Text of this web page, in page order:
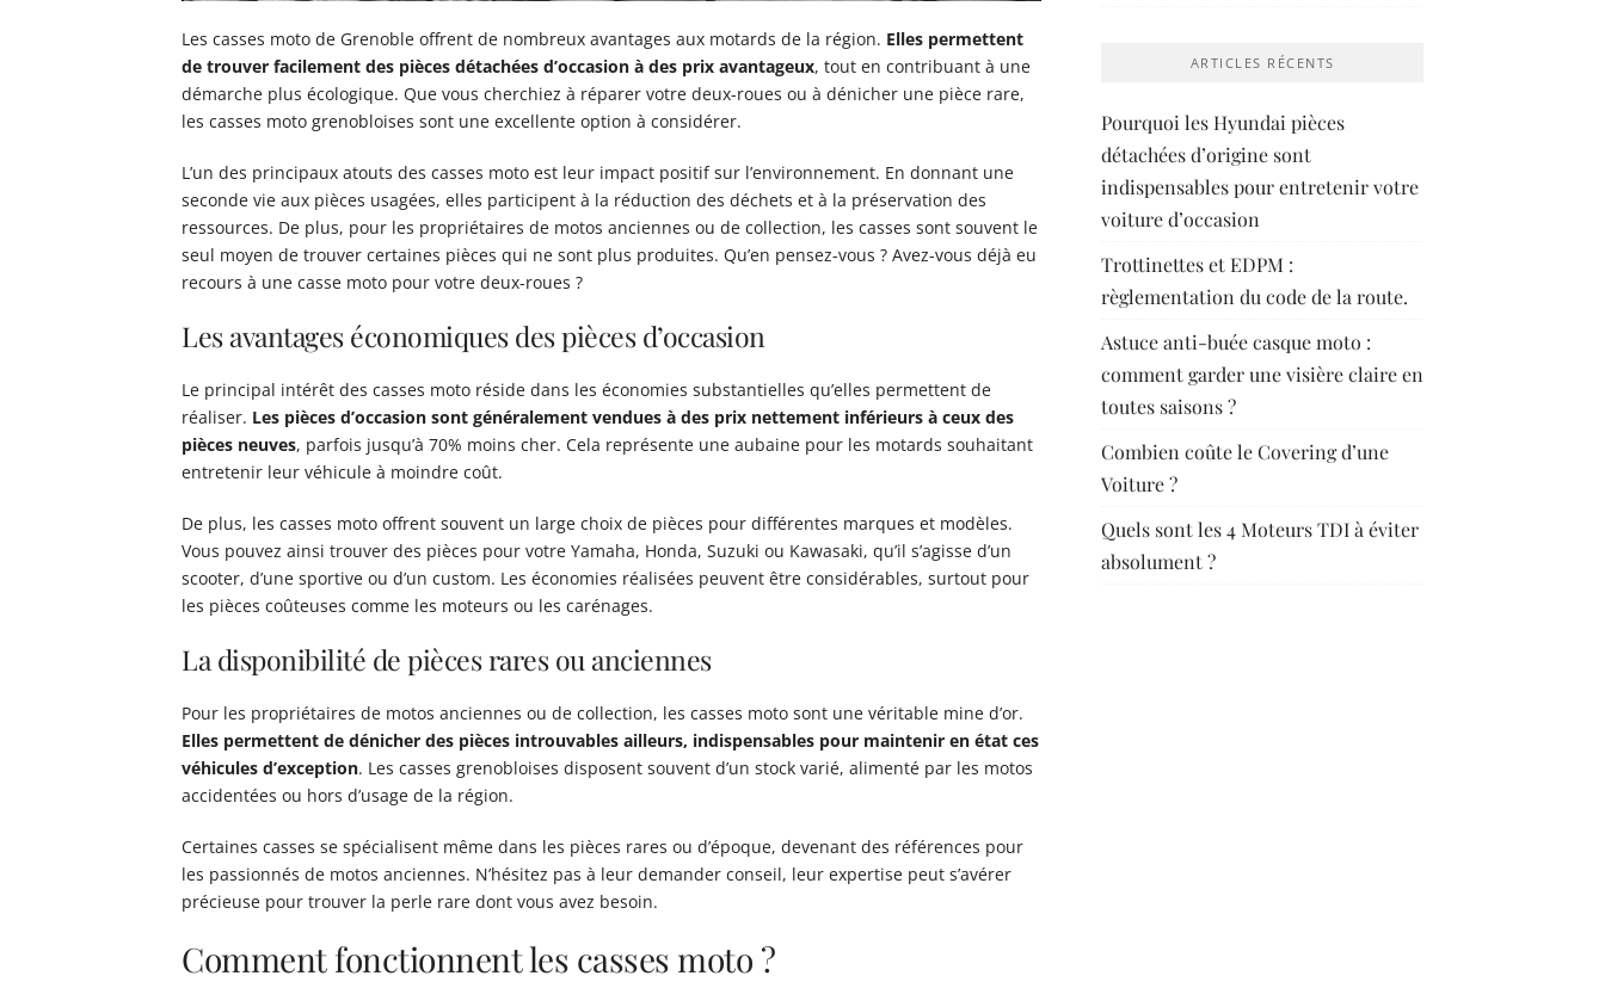
Les casses moto de Grenoble offrent de nombreux avantages aux motards de la région. Elles permettent
de trouver facilement des pièces détachées d’occasion à des prix avantageux, tout en contribuant à une
démarche plus écologique. Que vous cherchiez à réparer votre deux-roues ou à dénicher une pièce rare,
les casses moto grenobloises sont une excellente option à considérer.
L’un des principaux atouts des casses moto est leur impact positif sur l’environnement. En donnant une
seconde vie aux pièces usagées, elles participent à la réduction des déchets et à la préservation des
ressources. De plus, pour les propriétaires de motos anciennes ou de collection, les casses sont souvent le
seul moyen de trouver certaines pièces qui ne sont plus produites. Qu’en pensez-vous ? Avez-vous déjà eu
recours à une casse moto pour votre deux-roues ?
Les avantages économiques des pièces d’occasion
Le principal intérêt des casses moto réside dans les économies substantielles qu’elles permettent de
réaliser. Les pièces d’occasion sont généralement vendues à des prix nettement inférieurs à ceux des
pièces neuves, parfois jusqu’à 70% moins cher. Cela représente une aubaine pour les motards souhaitant
entretenir leur véhicule à moindre coût.
De plus, les casses moto offrent souvent un large choix de pièces pour différentes marques et modèles.
Vous pouvez ainsi trouver des pièces pour votre Yamaha, Honda, Suzuki ou Kawasaki, qu’il s’agisse d’un
scooter, d’une sportive ou d’un custom. Les économies réalisées peuvent être considérables, surtout pour
les pièces coûteuses comme les moteurs ou les carénages.
La disponibilité de pièces rares ou anciennes
Pour les propriétaires de motos anciennes ou de collection, les casses moto sont une véritable mine d’or.
Elles permettent de dénicher des pièces introuvables ailleurs, indispensables pour maintenir en état ces
véhicules d’exception. Les casses grenobloises disposent souvent d’un stock varié, alimenté par les motos
accidentées ou hors d’usage de la région.
Certaines casses se spécialisent même dans les pièces rares ou d’époque, devenant des références pour
les passionnés de motos anciennes. N’hésitez pas à leur demander conseil, leur expertise peut s’avérer
précieuse pour trouver la perle rare dont vous avez besoin.
Comment fonctionnent les casses moto ?
ARTICLES RÉCENTS
Pourquoi les Hyundai pièces
détachées d’origine sont
indispensables pour entretenir votre
voiture d’occasion
Trottinettes et EDPM :
règlementation du code de la route.
Astuce anti-buée casque moto :
comment garder une visière claire en
toutes saisons ?
Combien coûte le Covering d’une
Voiture ?
Quels sont les 4 Moteurs TDI à éviter
absolument ?